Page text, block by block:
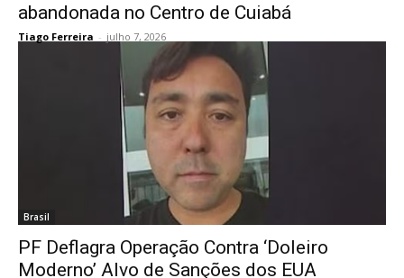
abandonada no Centro de Cuiabá
Tiago Ferreira - julho 7, 2026
Brasil
PF Deflagra Operação Contra ‘Doleiro
Moderno’ Alvo de Sanções dos EUA